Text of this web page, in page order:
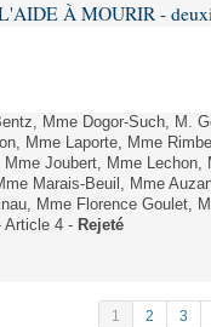
À MOURIR -
Mme Dogor-Such, M.
Mme Laporte, Mme
Joubert, Mme
Marais-Beuil, Mme
Mme Florence Goulet,
Article 4 - Rejeté
1 2 3